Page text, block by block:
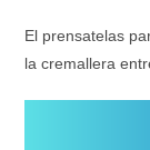
El prensatelas
la cremallera